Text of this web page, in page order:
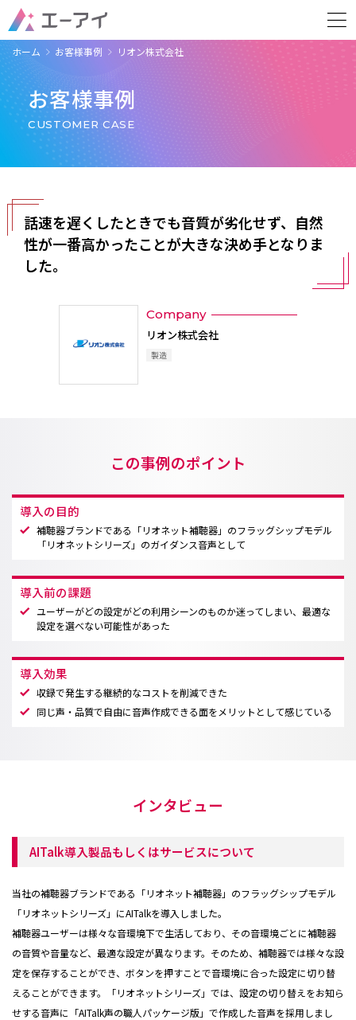
ホーム お客様事例 リオン株式会社
お客様事例
CUSTOMER CASE
話速を遅くしたときでも音質が劣化せず、自然
性が一番高かったことが大きな決め手となりま
した。
Company
リオン株式会社
製造
この事例のポイント
導入の目的
補聴器ブランドである「リオネット補聴器」のフラッグシップモデル
「リオネットシリーズ」のガイダンス音声として
導入前の課題
ユーザーがどの設定がどの利用シーンのものか迷ってしまい、最適な
設定を選べない可能性があった
導入効果
収録で発生する継続的なコストを削減できた
同じ声・品質で自由に音声作成できる面をメリットとして感じている
インタビュー
AITalk導入製品もしくはサービスについて
当社の補聴器ブランドである「リオネット補聴器」のフラッグシップモデル
「リオネットシリーズ」にAITalkを導入しました。
補聴器ユーザーは様々な音環境下で生活しており、その音環境ごとに補聴器
の音質や音量など、最適な設定が異なります。そのため、補聴器では様々な設
定を保存することができ、ボタンを押すことで音環境に合った設定に切り替
えることができます。「リオネットシリーズ」では、設定の切り替えをお知ら
せする音声に「AITalk声の職人パッケージ版」で作成した音声を採用しまし